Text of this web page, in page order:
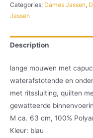
Categories: Dames Jassen,
Jassen
Description
lange mouwen met
waterafstotende en
met ritssluiting, quilten
gewatteerde
M ca. 63 cm, 100%
Kleur: blau